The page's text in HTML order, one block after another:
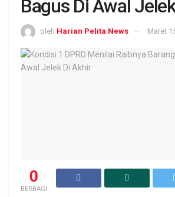
Bagus Di Awal
oleh Harian Pelita News Maret
0
BERBAGI